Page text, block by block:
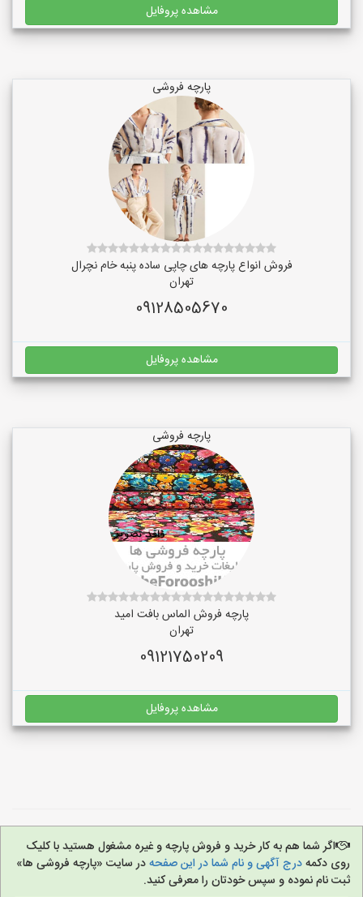
مشاهده پروفایل
پارچه فروشی
فروش انواع پارچه های چاپی ساده پنبه خام نچرال
تهران
09128505670
مشاهده پروفایل
پارچه فروشی
پارچه فروش الماس بافت امید
تهران
09121750209
مشاهده پروفایل
اگر شما هم به کار خرید و فروش پارچه و غیره مشغول هستید با کلیک
روی دکمهدرج آگهی و نام شما در این صفحهدر سایت «پارچه فروشی ها»
ثبت نام نموده و سپس خودتان را معرفی کنید.